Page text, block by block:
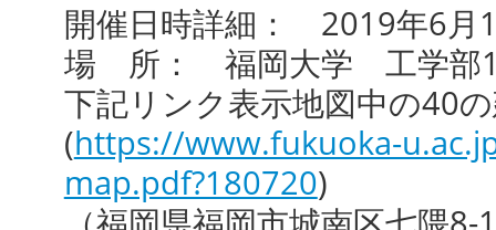
開催日時詳細： 2019年6
場 所： 福岡大学 工学部
下記リンク表示地図中の40
(https://www.fukuoka-
map.pdf?180720)